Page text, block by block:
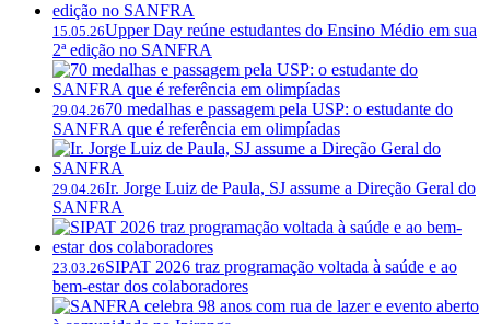
15.05.26Upper Day reúne estudantes do Ensino Médio em sua
2ª edição no SANFRA
29.04.2670 medalhas e passagem pela USP: o estudante do
SANFRA que é referência em olimpíadas
29.04.26Ir. Jorge Luiz de Paula, SJ assume a Direção Geral do
SANFRA
23.03.26SIPAT 2026 traz programação voltada à saúde e ao
bem-estar dos colaboradores